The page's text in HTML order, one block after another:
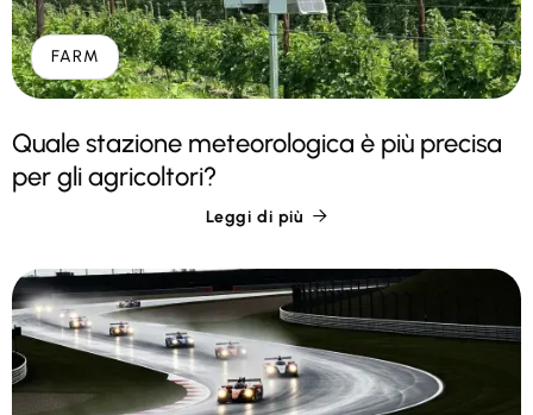
FARM
Quale stazione meteorologica è più precisa
per gli agricoltori?
Leggi di più 